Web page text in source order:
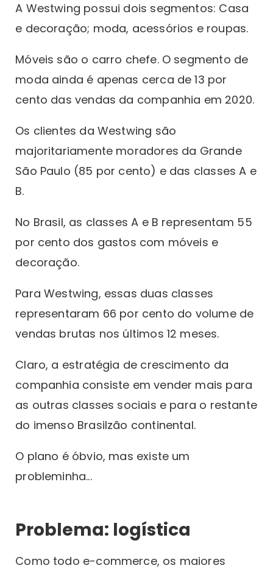
A Westwing possui dois segmentos: Casa
e decoração; moda, acessórios e roupas.
Móveis são o carro chefe. O segmento de
moda ainda é apenas cerca de 13 por
cento das vendas da companhia em 2020.
Os clientes da Westwing são
majoritariamente moradores da Grande
São Paulo (85 por cento) e das classes A e
B.
No Brasil, as classes A e B representam 55
por cento dos gastos com móveis e
decoração.
Para Westwing, essas duas classes
representaram 66 por cento do volume de
vendas brutas nos últimos 12 meses.
Claro, a estratégia de crescimento da
companhia consiste em vender mais para
as outras classes sociais e para o restante
do imenso Brasilzão continental.
O plano é óbvio, mas existe um
probleminha...
Problema: logística
Como todo e-commerce, os maiores